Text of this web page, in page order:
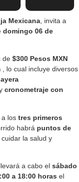
Mexicana , invita a
domingo 06 de
de $300 Pesos MXN
, lo cual incluye diversos
cronometraje con
los tres primeros
habrá puntos de
la salud y
a cabo el sábado
a 18:00 horas el